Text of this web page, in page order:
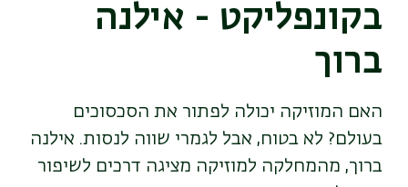
בקונפליקט - אילנה
ברוך
האם המוזיקה יכולה לפתור את הסכסוכים
בעולם? לא בטוח, אבל לגמרי שווה לנסות. אילנה
ברוך, מהמחלקה למוזיקה מציגה דרכים לשיפור